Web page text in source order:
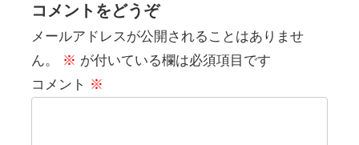
コメントをどうぞ
メールアドレスが公開されることはありませ
ん。
※ が付いている欄は必須項目です
コメント ※